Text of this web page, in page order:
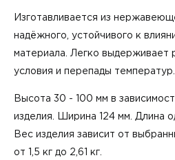
Изготавливается из
надёжного, устойчивого к
материала. Легко выдерживает
условия и перепады температур.
Высота 30 - 100 мм в
изделия. Ширина 124 мм. Длина
Вес изделия зависит от
от 1,5 кг до 2,61 кг.